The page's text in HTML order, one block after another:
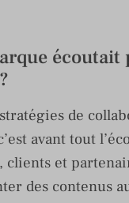
de
avant tout
clients et
des contenus